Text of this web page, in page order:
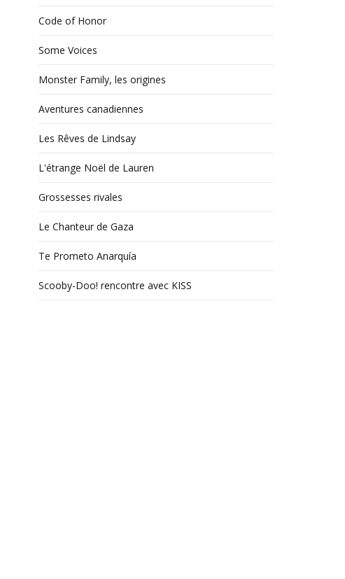
Code of Honor
Some Voices
Monster Family, les origines
Aventures canadiennes
Les Rêves de Lindsay
L'étrange Noël de Lauren
Grossesses rivales
Le Chanteur de Gaza
Te Prometo Anarquía
Scooby-Doo! rencontre avec KISS